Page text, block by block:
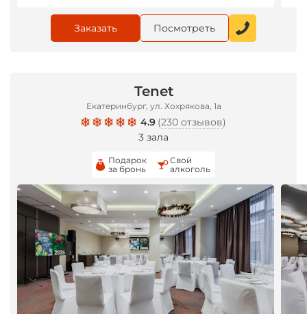
Заказать Посмотреть
Tenet
Екатеринбург, ул. Хохрякова, 1а
4.9 (230 отзывов)
3 зала
Подарок
за бронь
Свой
алкоголь